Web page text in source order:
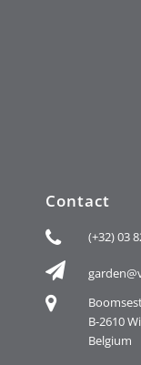
Contact
(+32) 03
B-2610
Belgium